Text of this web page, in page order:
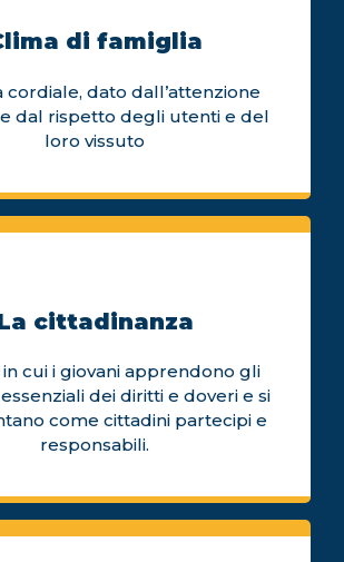
di famiglia
cordiale, dato dall’attenzione
dal rispetto degli utenti e del
loro vissuto
cittadinanza
cui i giovani apprendono gli
dei diritti e doveri e si
come cittadini partecipi e
responsabili.